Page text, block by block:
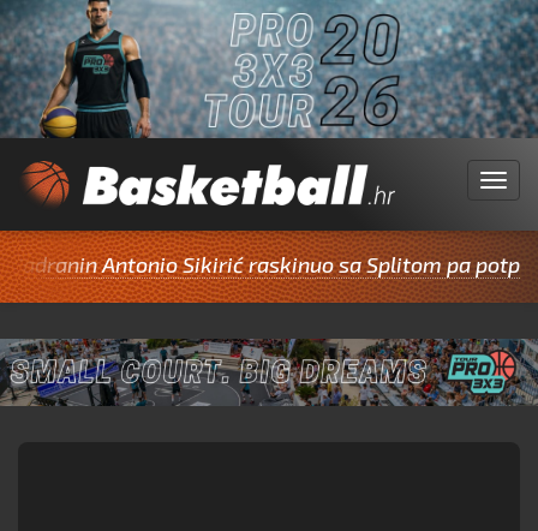
Menu
Antonio Sikirić raskinuo sa Splitom pa potpisao za